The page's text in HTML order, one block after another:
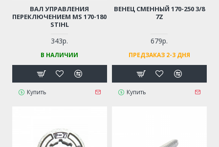
ВАЛ УПРАВЛЕНИЯ
ПЕРЕКЛЮЧЕНИЕМ MS 170-180
STIHL
343р.
В НАЛИЧИИ
Купить
ВЕНЕЦ СМЕННЫЙ 170-250 3/8
7Z
679р.
ПРЕДЗАКАЗ 2-3 ДНЯ
Купить